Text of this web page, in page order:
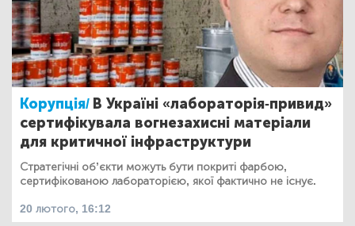
Корупція/ В Україні «лабораторія-привид»
сертифікувала вогнезахисні матеріали
для критичної інфраструктури
Стратегічні обʼєкти можуть бути покриті фарбою,
сертифікованою лабораторією, якої фактично не існує.
20 лютого, 16:12